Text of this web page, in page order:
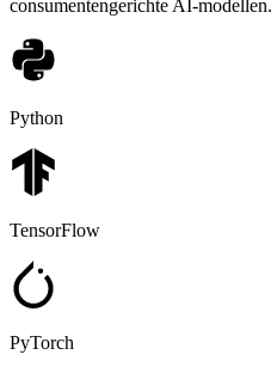
consumentengerichte AI-modellen.
Python
TensorFlow
PyTorch